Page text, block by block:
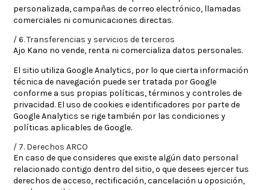
personalizada, campañas de correo electrónico, llamadas
comerciales ni comunicaciones directas.
6. Transferencias y servicios de terceros
Ajo Kano no vende, renta ni comercializa datos personales.
El sitio utiliza Google Analytics, por lo que cierta información
técnica de navegación puede ser tratada por Google
conforme a sus propias políticas, términos y controles de
privacidad. El uso de cookies e identificadores por parte de
Google Analytics se rige también por las condiciones y
políticas aplicables de Google.
7. Derechos ARCO
En caso de que consideres que existe algún dato personal
relacionado contigo dentro del sitio, o que desees ejercer tus
derechos de acceso, rectificación, cancelación u oposición,